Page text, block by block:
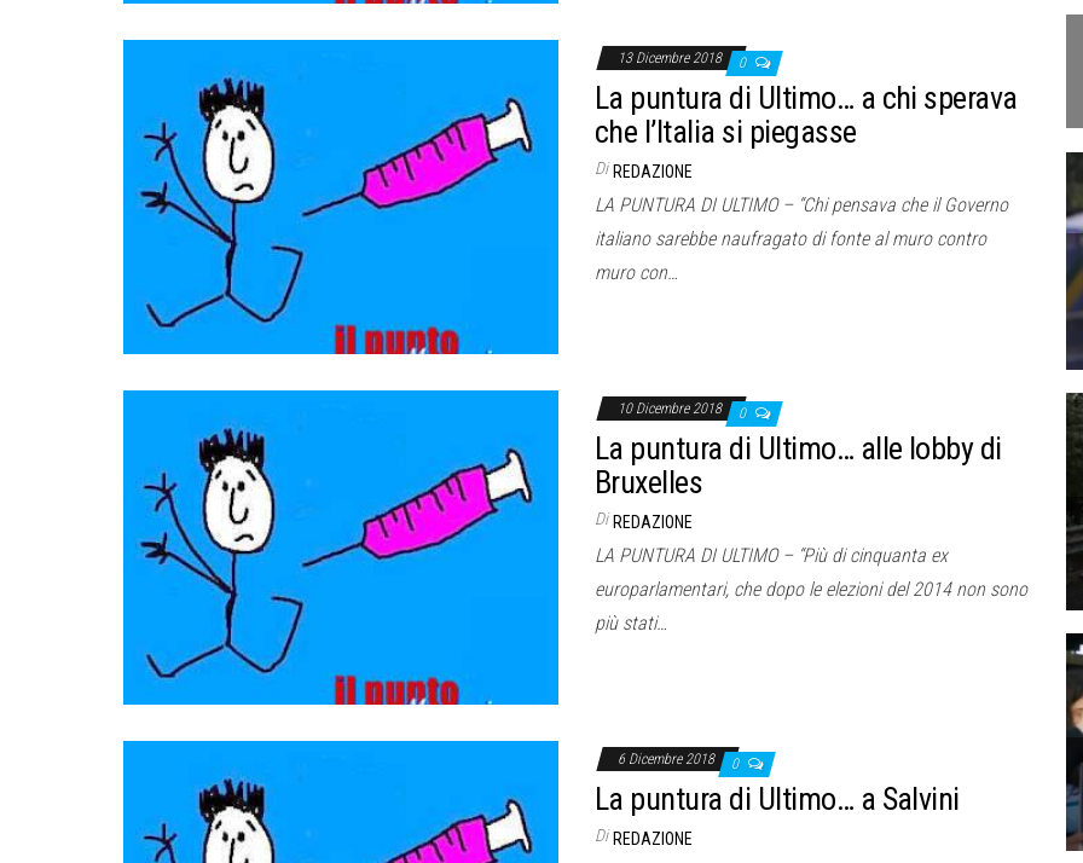
13 Dicembre 2018 0
La puntura di Ultimo… a chi sperava
che l’Italia si piegasse
Di REDAZIONE
LA PUNTURA DI ULTIMO – “Chi pensava che il Governo
italiano sarebbe naufragato di fonte al muro contro
muro con…
10 Dicembre 2018 0
La puntura di Ultimo… alle lobby di
Bruxelles
Di REDAZIONE
LA PUNTURA DI ULTIMO – “Più di cinquanta ex
europarlamentari, che dopo le elezioni del 2014 non sono
più stati…
6 Dicembre 2018 0
La puntura di Ultimo… a Salvini
Di REDAZIONE